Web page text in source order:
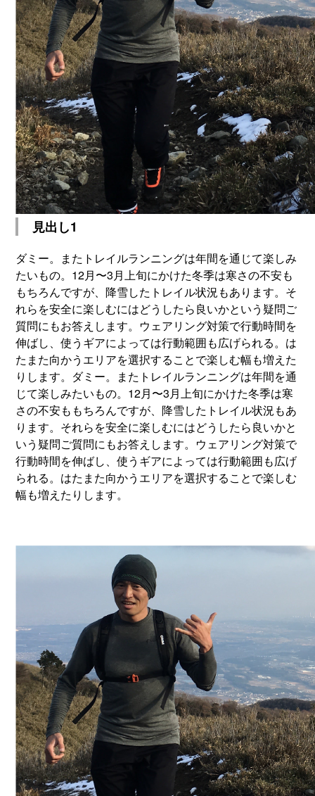
見出し1
ダミー。またトレイルランニングは年間を通じて楽しみ
たいもの。12月〜3月上旬にかけた冬季は寒さの不安も
もちろんですが、降雪したトレイル状況もあります。そ
れらを安全に楽しむにはどうしたら良いかという疑問ご
質問にもお答えします。ウェアリング対策で行動時間を
伸ばし、使うギアによっては行動範囲も広げられる。は
たまた向かうエリアを選択することで楽しむ幅も増えた
りします。ダミー。またトレイルランニングは年間を通
じて楽しみたいもの。12月〜3月上旬にかけた冬季は寒
さの不安ももちろんですが、降雪したトレイル状況もあ
ります。それらを安全に楽しむにはどうしたら良いかと
いう疑問ご質問にもお答えします。ウェアリング対策で
行動時間を伸ばし、使うギアによっては行動範囲も広げ
られる。はたまた向かうエリアを選択することで楽しむ
幅も増えたりします。